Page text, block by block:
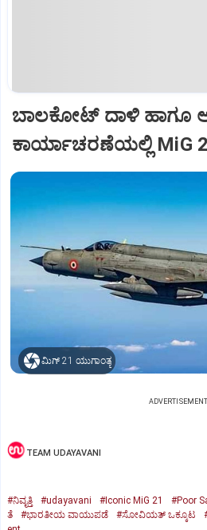
ಬಾಲಕೋಟ್‌ ದಾಳಿ ಹಾಗೂ
ಕಾರ್ಯಾಚರಣೆಯಲ್ಲಿ MiG
ಮಿಗ್‌ 21 ಯುಗಾಂತ್ಯ
ADVERTISEMENT
TEAM UDAYAVANI
#ನಿವೃತ್ತಿ #udayavani #Iconic MiG 21 #Poor
ತೆ
#ಭಾರತೀಯ ವಾಯುಪಡೆ #ಸೋವಿಯತ್‌ ಒಕ್ಕೂಟ